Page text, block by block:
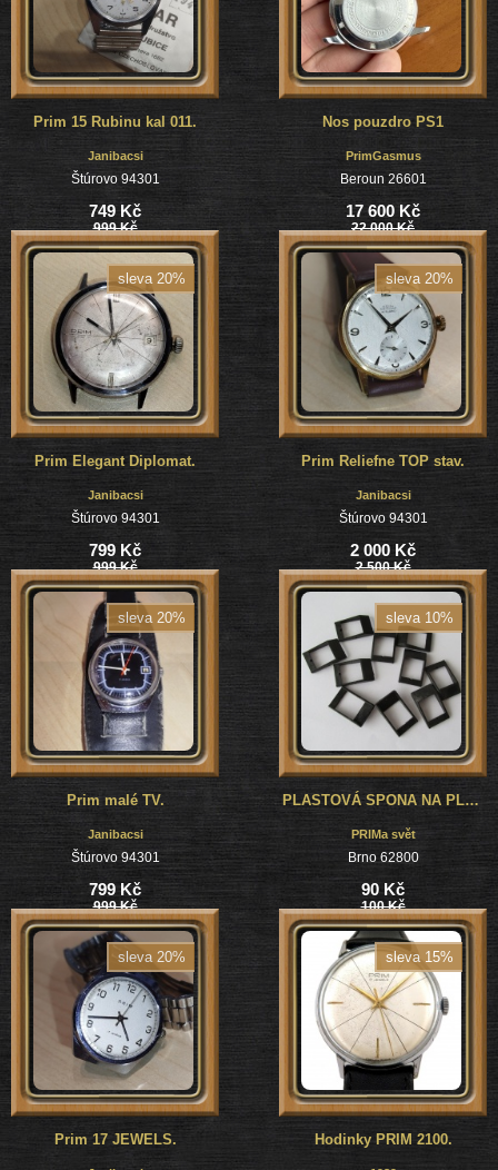
Prim 15 Rubinu kal 011.
Janibacsi
Štúrovo 94301
749 Kč
999 Kč
Nos pouzdro PS1
PrimGasmus
Beroun 26601
17 600 Kč
22 000 Kč
sleva 20%
Prim Elegant Diplomat.
Janibacsi
Štúrovo 94301
799 Kč
999 Kč
sleva 20%
Prim Reliefne TOP stav.
Janibacsi
Štúrovo 94301
2 000 Kč
2 500 Kč
sleva 20%
Prim malé TV.
Janibacsi
Štúrovo 94301
799 Kč
999 Kč
sleva 10%
PLASTOVÁ SPONA NA PLASTOVÝ ŘEMÍNEK NA NHODINKY PRIM - 10KUSŮ
PRIMa svět
Brno 62800
90 Kč
100 Kč
sleva 20%
Prim 17 JEWELS.
sleva 15%
Hodinky PRIM 2100.